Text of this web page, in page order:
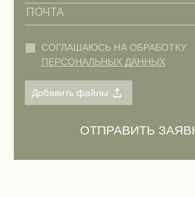
СОГЛАШАЮСЬ НА ОБРАБОТКУ
ПЕРСОНАЛЬНЫХ ДАННЫХ